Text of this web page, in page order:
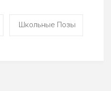
Школьные Позы